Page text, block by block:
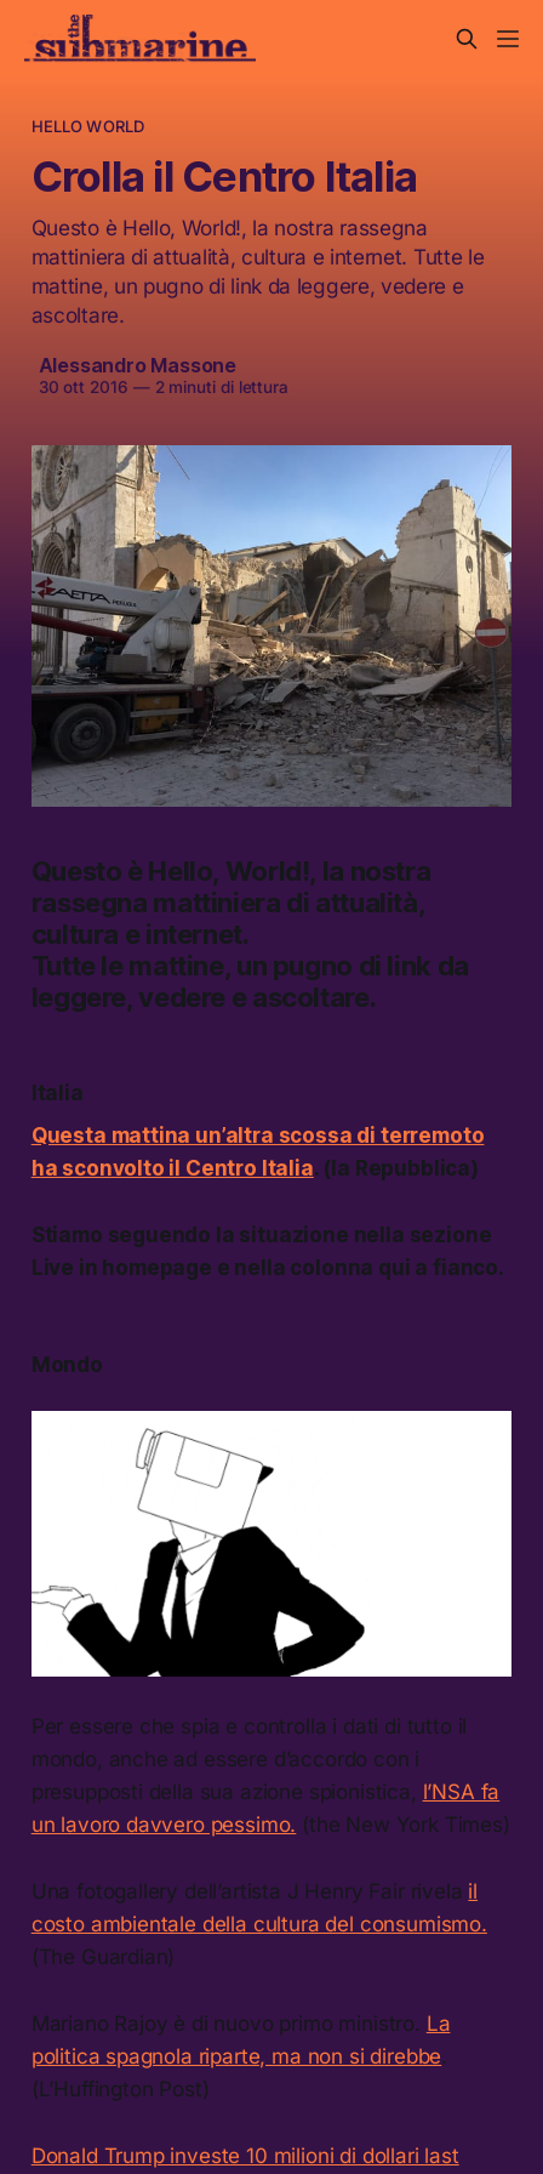
HELLO WORLD
Crolla il Centro Italia
Questo è Hello, World!, la nostra rassegna
mattiniera di attualità, cultura e internet. Tutte le
mattine, un pugno di link da leggere, vedere e
ascoltare.
Alessandro Massone
30 ott 2016 —2 minuti di lettura
Questo è Hello, World!, la nostra
rassegna mattiniera di attualità,
cultura e internet.
Tutte le mattine, un pugno di link da
leggere, vedere e ascoltare.
Italia
Questa mattina un’altra scossa di terremoto
ha sconvolto il Centro Italia. (la Repubblica)
Stiamo seguendo la situazione nella sezione
Live in homepage e nella colonna qui a fianco.
Mondo
Per essere che spia e controlla i dati di tutto il
mondo, anche ad essere d’accordo con i
presupposti della sua azione spionistica, l’NSA fa
un lavoro davvero pessimo. (the New York Times)
Una fotogallery dell’artista J Henry Fair rivela il
costo ambientale della cultura del consumismo.
(The Guardian)
Mariano Rajoy è di nuovo primo ministro. La
politica spagnola riparte, ma non si direbbe.
(L’Huffington Post)
Donald Trump investe 10 milioni di dollari last